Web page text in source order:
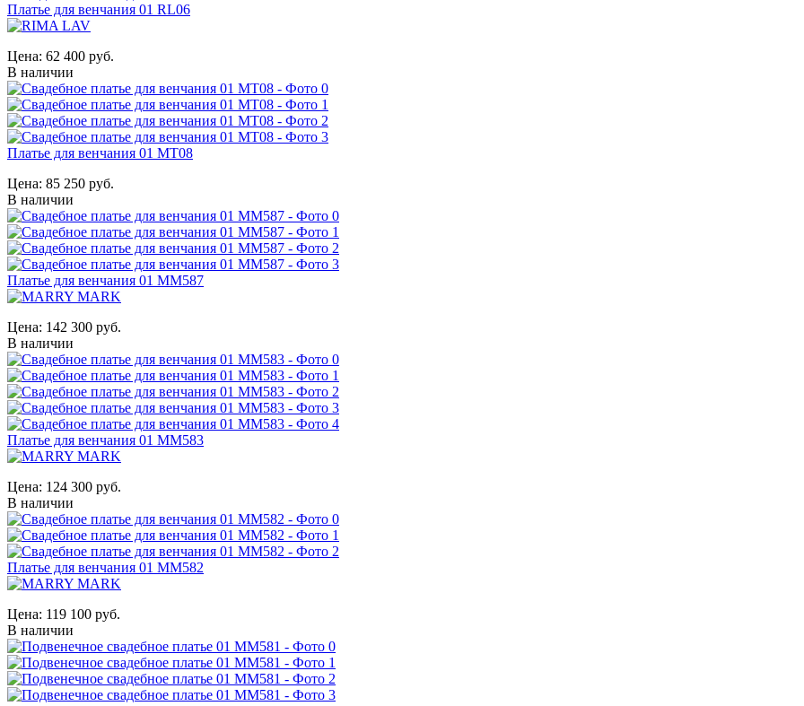
Платье для венчания 01 RL06
Цена: 62 400 руб.
В наличии
Платье для венчания 01 MT08
Цена: 85 250 руб.
В наличии
Платье для венчания 01 MM587
Цена: 142 300 руб.
В наличии
Платье для венчания 01 MM583
Цена: 124 300 руб.
В наличии
Платье для венчания 01 MM582
Цена: 119 100 руб.
В наличии